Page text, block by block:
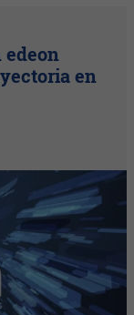
edeon
en